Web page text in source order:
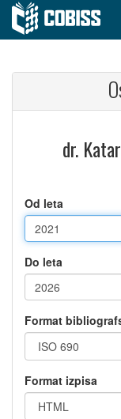
dr.
Od leta
Do leta
Format
Format izpisa